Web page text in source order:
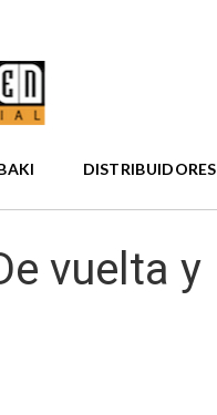
DISTRIBUIDORES
vuelta y